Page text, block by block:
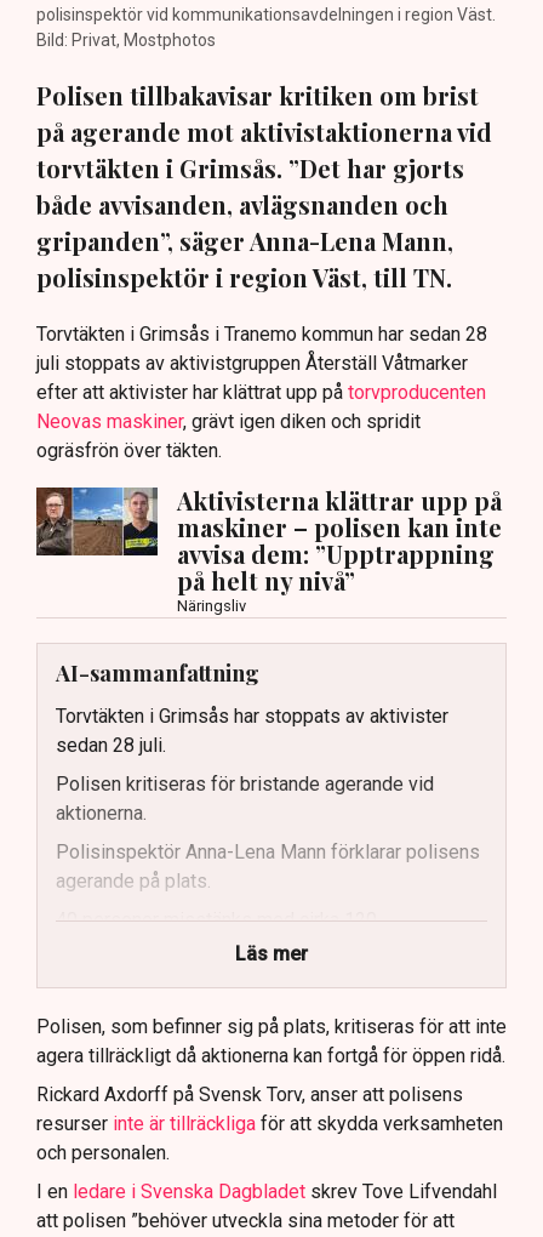
polisinspektör vid kommunikationsavdelningen i region Väst.
Bild: Privat, Mostphotos
Polisen tillbakavisar kritiken om brist
på agerande mot aktivistaktionerna vid
torvtäkten i Grimsås. ”Det har gjorts
både avvisanden, avlägsnanden och
gripanden”, säger Anna-Lena Mann,
polisinspektör i region Väst, till TN.
Torvtäkten i Grimsås i Tranemo kommun har sedan 28
juli stoppats av aktivistgruppen Återställ Våtmarker
efter att aktivister har klättrat upp på torvproducenten
Neovas maskiner, grävt igen diken och spridit
ogräsfrön över täkten.
Aktivisterna klättrar upp på
maskiner – polisen kan inte
avvisa dem: ”Upptrappning
på helt ny nivå”
Näringsliv
AI-sammanfattning
Torvtäkten i Grimsås har stoppats av aktivister
sedan 28 juli.
Polisen kritiseras för bristande agerande vid
aktionerna.
Polisinspektör Anna-Lena Mann förklarar polisens
agerande på plats.
40 personer misstänks med cirka 120
brottsmisstankar kopplade.
Polisen använder drönare och uniformerad polis
för att dokumentera bevis.
Samtidigt är polisarbetet komplext när det gäller
att navigera juridiska rättigheter och gränser.
Läs mer
Polisen, som befinner sig på plats, kritiseras för att inte
agera tillräckligt då aktionerna kan fortgå för öppen ridå.
Rickard Axdorff på Svensk Torv, anser att polisens
resurser inte är tillräckliga för att skydda verksamheten
och personalen.
I en ledare i Svenska Dagbladet skrev Tove Lifvendahl
att polisen ”behöver utveckla sina metoder för att